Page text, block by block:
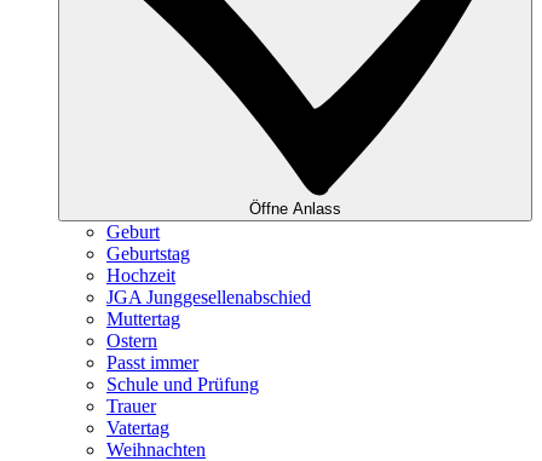
Öffne Anlass
Geburt
Geburtstag
Hochzeit
JGA Junggesellenabschied
Muttertag
Ostern
Passt immer
Schule und Prüfung
Trauer
Vatertag
Weihnachten